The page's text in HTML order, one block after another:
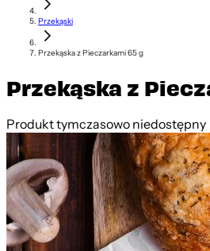
Przekąski
Przekąska z Pieczarkami 65 g
Przekąska z
Produkt tymczasowo niedostępny